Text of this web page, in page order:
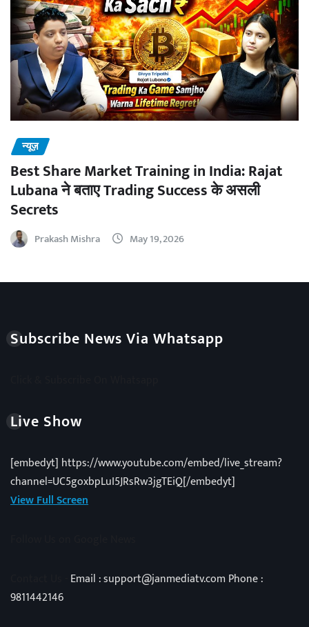
न्यूज़
Best Share Market Training in India: Rajat
Lubana ने बताए Trading Success के असली
Secrets
Prakash Mishra May 19, 2026
Subscribe News Via Whatsapp
Live Show
[embedyt] https://www.youtube.com/embed/live_stream?
channel=UC5goxbpLuI5JRsRw3jgTEiQ[/embedyt]
View Full Screen
Email : support@janmediatv.com Phone :
9811442146